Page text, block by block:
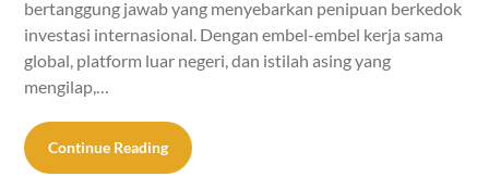
bertanggung jawab yang menyebarkan penipuan berkedok
investasi internasional. Dengan embel-embel kerja sama
global, platform luar negeri, dan istilah asing yang
mengilap,…
Continue Reading